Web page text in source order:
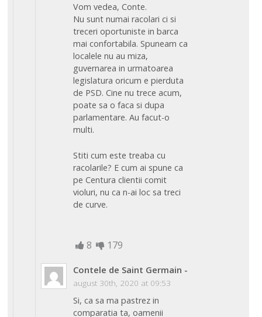
Vom vedea, Conte.
Nu sunt numai racolari ci si
treceri oportuniste in barca
mai confortabila. Spuneam ca
localele nu au miza,
guvernarea in urmatoarea
legislatura oricum e pierduta
de PSD. Cine nu trece acum,
poate sa o faca si dupa
parlamentare. Au facut-o
multi.
Stiti cum este treaba cu
racolarile? E cum ai spune ca
pe Centura clientii comit
violuri, nu ca n-ai loc sa treci
de curve.
8 179
Contele de Saint Germain -
august 30th, 2020 at 09:53
Si, ca sa ma pastrez in
comparatia ta, oamenii